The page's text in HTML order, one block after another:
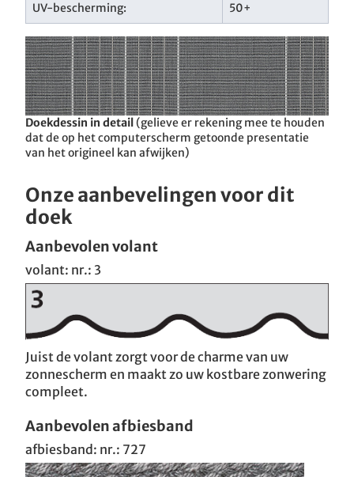
UV-bescherming: 50+
Doekdessin in detail(gelieve er rekening mee te houden
dat de op het computerscherm getoonde presentatie
van het origineel kan afwijken)
Onze aanbevelingen voor dit
doek
Aanbevolen volant
volant: nr.: 3
Juist de volant zorgt voor de charme van uw
zonnescherm en maakt zo uw kostbare zonwering
compleet.
Aanbevolen afbiesband
afbiesband: nr.: 727